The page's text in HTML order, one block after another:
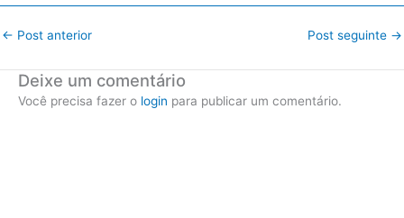
← Post anterior Post seguinte →
Deixe um comentário
Você precisa fazer o login para publicar um comentário.